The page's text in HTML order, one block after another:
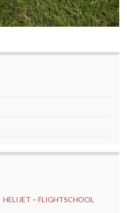
HELIJET – FLIGHTSCHOOL